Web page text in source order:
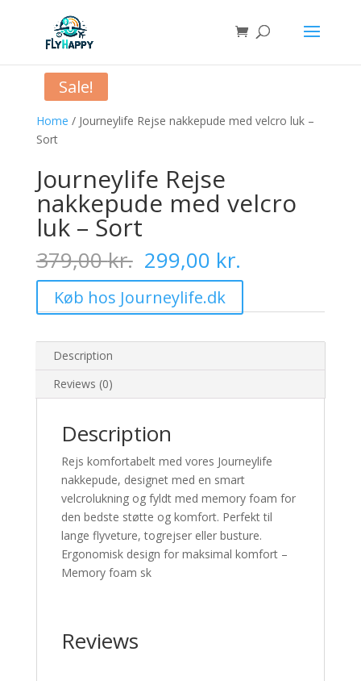
Home / Journeylife Rejse nakkepude med velcro luk –
Sort
Sale!
Journeylife Rejse
nakkepude med velcro
luk – Sort
379,00kr. Original
price
was:
379,00 kr..
299,00 kr.
price
299,00 kr..
Køb hos Journeylife.dk
Description
Reviews (0)
Description
Rejs komfortabelt med vores Journeylife
nakkepude, designet med en smart
velcrolukning og fyldt med memory foam for
den bedste støtte og komfort. Perfekt til
lange flyveture, togrejser eller busture.
Ergonomisk design for maksimal komfort –
Memory foam sk
Reviews